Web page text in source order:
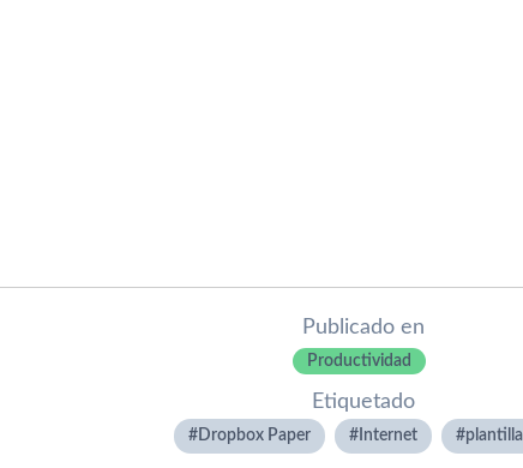
Publicado en
Productividad
Etiquetado
Dropbox Paper Internet